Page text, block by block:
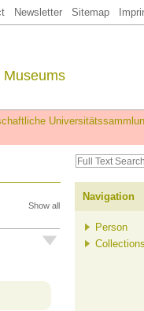
Newsletter Sitemap
Museums
Show all
Navigation
Person
Collections